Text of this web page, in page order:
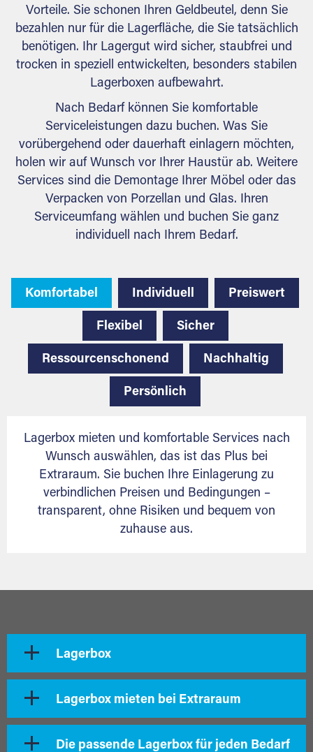
Vorteile. Sie schonen Ihren Geldbeutel, denn Sie
bezahlen nur für die Lagerfläche, die Sie tatsächlich
benötigen. Ihr Lagergut wird sicher, staubfrei und
trocken in speziell entwickelten, besonders stabilen
Lagerboxen aufbewahrt.
Nach Bedarf können Sie komfortable
Serviceleistungen dazu buchen. Was Sie
vorübergehend oder dauerhaft einlagern möchten,
holen wir auf Wunsch vor Ihrer Haustür ab. Weitere
Services sind die Demontage Ihrer Möbel oder das
Verpacken von Porzellan und Glas. Ihren
Serviceumfang wählen und buchen Sie ganz
individuell nach Ihrem Bedarf.
Komfortabel Individuell Preiswert
Flexibel Sicher
Ressourcenschonend Nachhaltig
Persönlich
Lagerbox mieten und komfortable Services nach
Wunsch auswählen, das ist das Plus bei
Extraraum. Sie buchen Ihre Einlagerung zu
verbindlichen Preisen und Bedingungen –
transparent, ohne Risiken und bequem von
zuhause aus.
Lagerbox
Lagerbox mieten bei Extraraum
Die passende Lagerbox für jeden Bedarf